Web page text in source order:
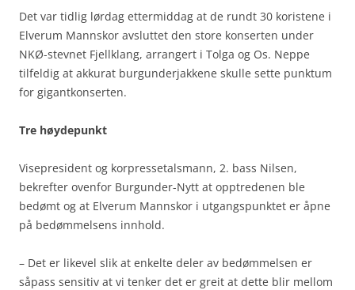
Det var tidlig lørdag ettermiddag at de rundt 30 koristene i
Elverum Mannskor avsluttet den store konserten under
NKØ-stevnet Fjellklang, arrangert i Tolga og Os. Neppe
tilfeldig at akkurat burgunderjakkene skulle sette punktum
for gigantkonserten.
Tre høydepunkt
Visepresident og korpressetalsmann, 2. bass Nilsen,
bekrefter ovenfor Burgunder-Nytt at opptredenen ble
bedømt og at Elverum Mannskor i utgangspunktet er åpne
på bedømmelsens innhold.
– Det er likevel slik at enkelte deler av bedømmelsen er
såpass sensitiv at vi tenker det er greit at dette blir mellom